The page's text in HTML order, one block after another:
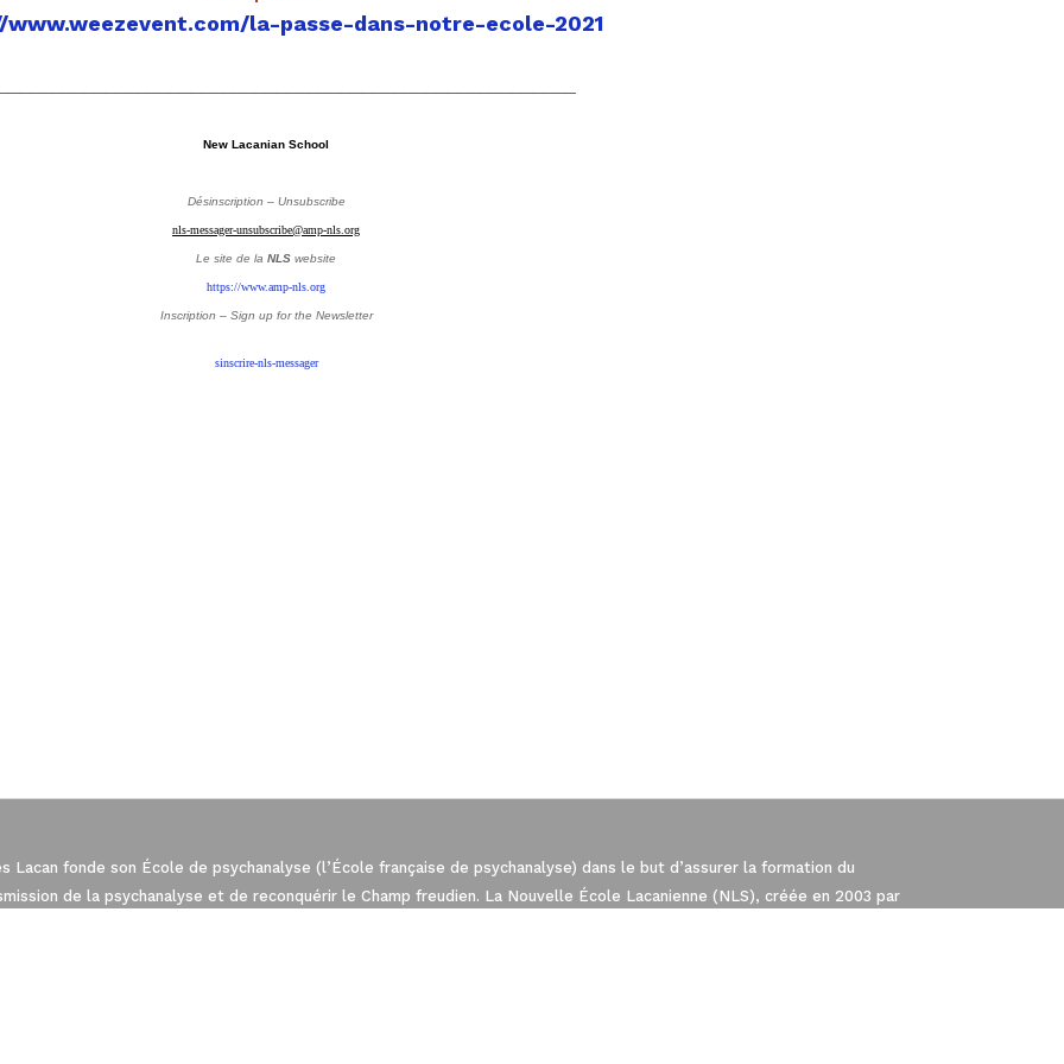
la-passe-dans-notre-ecole-2021
New Lacanian School
Désinscription – Unsubscribe
nls-messager-unsubscribe@amp-nls.org
Le site de la NLS website
https://www.amp-nls.org
Inscription – Sign up for the Newsletter
sinscrire-nls-messager
Lacan fonde son École de psychanalyse (l’École française de psychanalyse) dans le but d’assurer la formation du
de la psychanalyse et de reconquérir le Champ freudien. La Nouvelle École Lacanienne (NLS), créée en 2003 par
de gérer vos paramètres de confidentialité, en garantissant la conformité avec